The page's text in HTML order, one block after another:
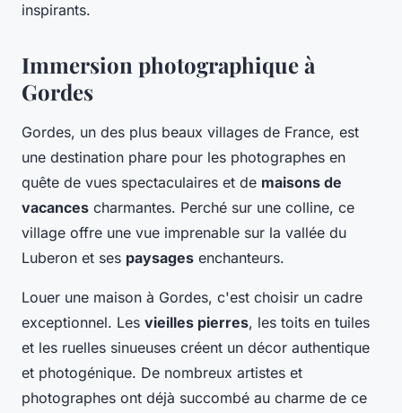
inspirants.
Immersion photographique à
Gordes
Gordes, un des plus beaux villages de France, est
une destination phare pour les photographes en
quête de vues spectaculaires et de maisons de
vacances charmantes. Perché sur une colline, ce
village offre une vue imprenable sur la vallée du
Luberon et ses paysages enchanteurs.
Louer une maison à Gordes, c'est choisir un cadre
exceptionnel. Les vieilles pierres, les toits en tuiles
et les ruelles sinueuses créent un décor authentique
et photogénique. De nombreux artistes et
photographes ont déjà succombé au charme de ce